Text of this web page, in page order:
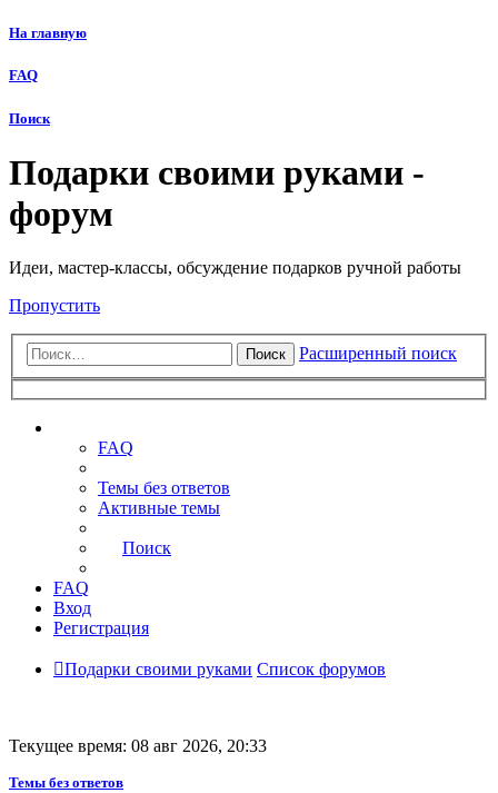
На главную
FAQ
Поиск
Подарки своими руками -
форум
Идеи, мастер-классы, обсуждение подарков ручной работы
Пропустить
Поиск Расширенный поиск
FAQ
Темы без ответов
Активные темы
Поиск
FAQ
Вход
Регистрация
Подарки своими руками Список форумов
Текущее время: 08 авг 2026, 20:33
Темы без ответов